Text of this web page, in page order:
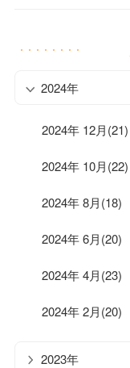
2024年
2024年 12月(21)
2024年 10月(22)
2024年 8月(18)
2024年 6月(20)
2024年 4月(23)
2024年 2月(20)
2023年